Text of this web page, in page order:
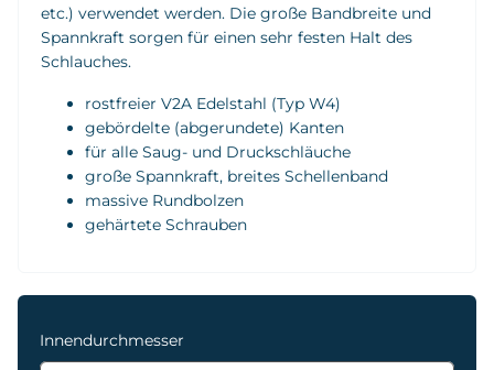
etc.) verwendet werden. Die große Bandbreite und
Spannkraft sorgen für einen sehr festen Halt des
Schlauches.
rostfreier V2A Edelstahl (Typ W4)
gebördelte (abgerundete) Kanten
für alle Saug- und Druckschläuche
große Spannkraft, breites Schellenband
massive Rundbolzen
gehärtete Schrauben
Innendurchmesser